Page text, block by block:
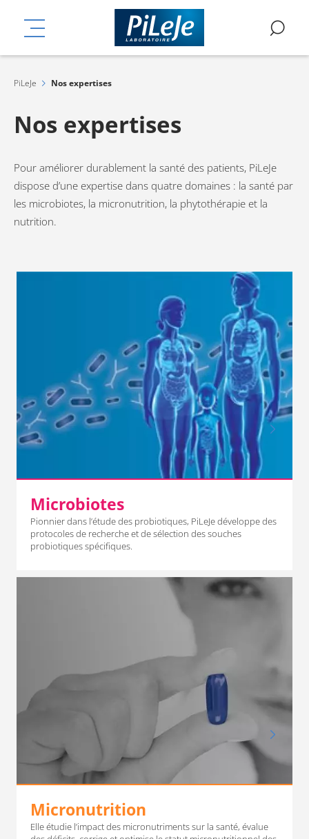
MENU
PiLeJe Nos expertises
Nos expertises
Pour améliorer durablement la santé des patients, PiLeJe
dispose d’une expertise dans quatre domaines : la santé par
les microbiotes, la micronutrition, la phytothérapie et la
nutrition.
Microbiotes
Pionnier dans l’étude des probiotiques, PiLeJe développe des
protocoles de recherche et de sélection des souches
probiotiques spécifiques.
Micronutrition
Elle étudie l’impact des micronutriments sur la santé, évalue